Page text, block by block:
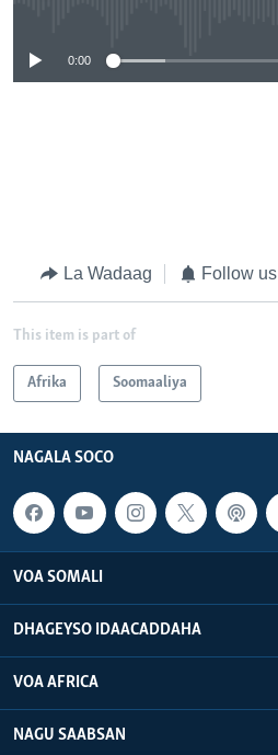
0:00
La Wadaag Follow us
This item is part of
Afrika Soomaaliya
NAGALA SOCO
VOA SOMALI
DHAGEYSO IDAACADDAHA
VOA AFRICA
NAGU SAABSAN